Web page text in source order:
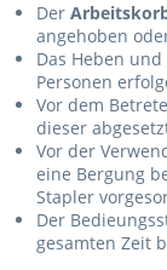
Der
angehoben
Das Heben
Personen
Vor dem
dieser
Vor der
eine Bergung
Stapler
Der
gesamten Zeit